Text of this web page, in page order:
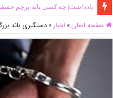
یادداشت| ‌چه کسی باید پرچم
صفحه اصلی » اخبار » دستگیری باند